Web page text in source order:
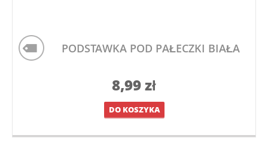
PODSTAWKA POD PAŁECZKI BIAŁA
8,99zł
DO KOSZYKA